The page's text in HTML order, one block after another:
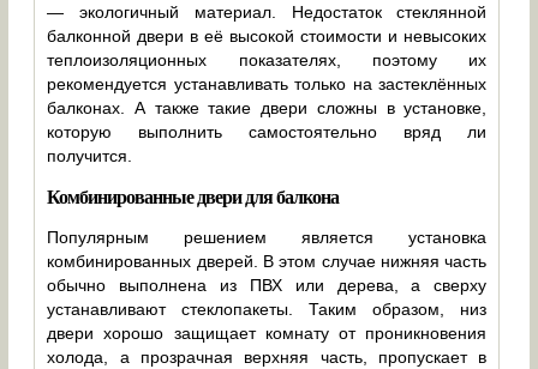
— экологичный материал. Недостаток стеклянной
балконной двери в её высокой стоимости и невысоких
теплоизоляционных показателях, поэтому их
рекомендуется устанавливать только на застеклённых
балконах. А также такие двери сложны в установке,
которую выполнить самостоятельно вряд ли
получится.
Комбинированные двери для балкона
Популярным решением является установка
комбинированных дверей. В этом случае нижняя часть
обычно выполнена из ПВХ или дерева, а сверху
устанавливают стеклопакеты. Таким образом, низ
двери хорошо защищает комнату от проникновения
холода, а прозрачная верхняя часть, пропускает в